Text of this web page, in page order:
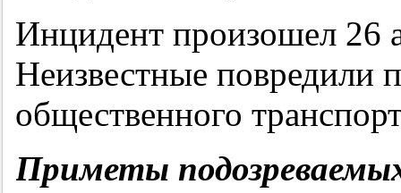
Инцидент произошел 26
Неизвестные повредили
общественного
Приметы